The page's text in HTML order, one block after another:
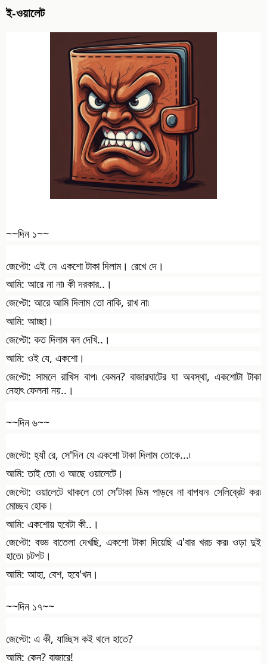
ই-ওয়ালেট
~~দিন ১~~
জেপ্টো: এই নে৷ একশো টাকা দিলাম। রেখে দে।
আমি: আরে না না৷ কী দরকার..।
জেপ্টো: আরে আমি দিলাম তো নাকি, রাখ না৷
আমি: আচ্ছা।
জেপ্টো: কত দিলাম বল দেখি..।
আমি: ওই যে, একশো।
জেপ্টো: সামলে রাখিস বাপ৷ কেমন? বাজারঘাটের যা অবস্থা, একশোটা টাকা
নেহাৎ ফেলনা নয়..।
~~দিন ৬~~
জেপ্টো: হ্যাঁ রে, সে'দিন যে একশো টাকা দিলাম তোকে...৷
আমি: তাই তো৷ ও আছে ওয়ালেটে।
জেপ্টো: ওয়ালেটে থাকলে তো সে'টাকা ডিম পাড়বে না বাপধন৷ সেলিব্রেট কর৷
মোচ্ছব হোক।
আমি: একশোয় হবেটা কী..।
জেপ্টো: বড্ড বাতেলা দেখছি, একশো টাকা দিয়েছি এ'বার খরচ কর৷ ওড়া দুই
হাতে৷ চটপট।
আমি: আহা, বেশ, হবে'খন।
~~দিন ১৭~~
জেপ্টো: এ কী, যাচ্ছিস কই থলে হাতে?
আমি: কেন? বাজারে!